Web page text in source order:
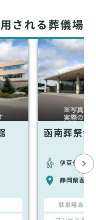
される葬儀場
函南葬祭会
伊豆仁田駅
静岡県函南
駐車場あり